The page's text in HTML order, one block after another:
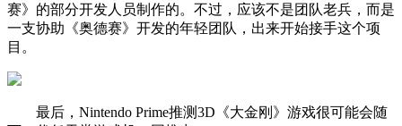
赛》的部分开发人员制作的。不过，应该不是团队老兵，而是
一支协助《奥德赛》开发的年轻团队，出来开始接手这个项
目。
最后，Nintendo Prime推测3D《大金刚》游戏很可能会随